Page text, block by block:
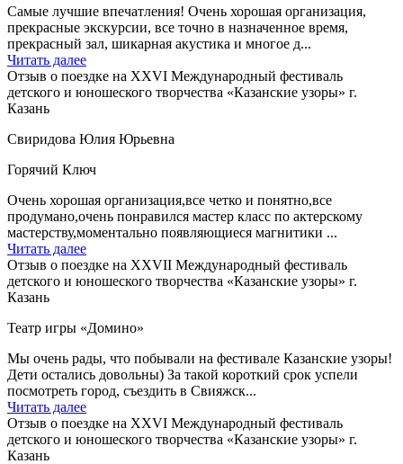
Самые лучшие впечатления! Очень хорошая организация,
прекрасные экскурсии, все точно в назначенное время,
прекрасный зал, шикарная акустика и многое д...
Читать далее
Отзыв о поездке на XXVI Международный фестиваль
детского и юношеского творчества «Казанские узоры» г.
Казань
Свиридова Юлия Юрьевна
Горячий Ключ
Очень хорошая организация,все четко и понятно,все
продумано,очень понравился мастер класс по актерскому
мастерству,моментально появляющиеся магнитики ...
Читать далее
Отзыв о поездке на XXVII Международный фестиваль
детского и юношеского творчества «Казанские узоры» г.
Казань
Театр игры «Домино»
Мы очень рады, что побывали на фестивале Казанские узоры!
Дети остались довольны) За такой короткий срок успели
посмотреть город, съездить в Свияжск...
Читать далее
Отзыв о поездке на XXVI Международный фестиваль
детского и юношеского творчества «Казанские узоры» г.
Казань